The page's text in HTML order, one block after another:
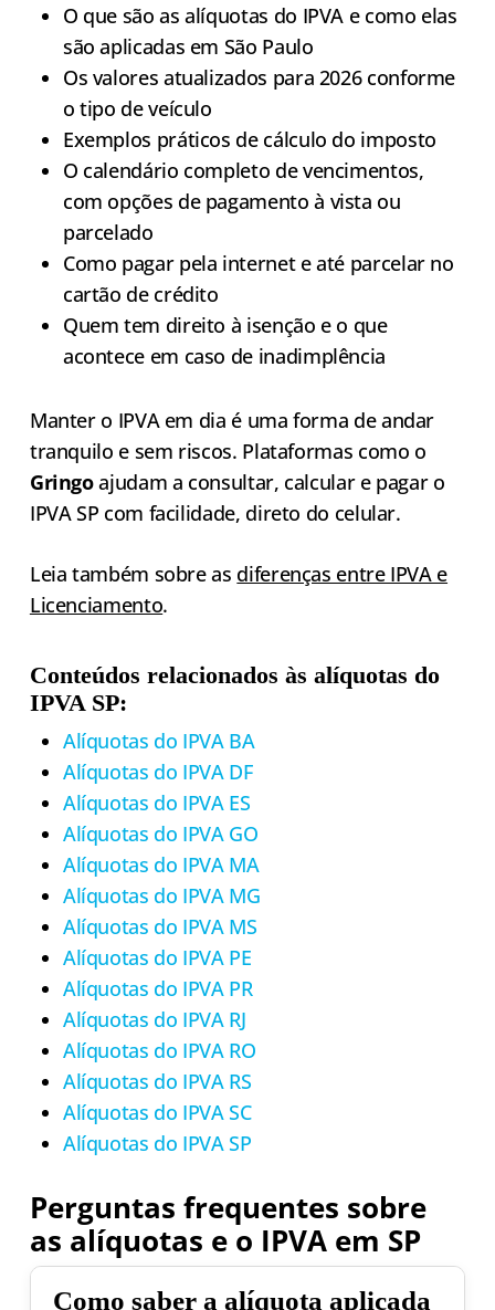
O que são as alíquotas do IPVA e como elas
são aplicadas em São Paulo
Os valores atualizados para 2026 conforme
o tipo de veículo
Exemplos práticos de cálculo do imposto
O calendário completo de vencimentos,
com opções de pagamento à vista ou
parcelado
Como pagar pela internet e até parcelar no
cartão de crédito
Quem tem direito à isenção e o que
acontece em caso de inadimplência
Manter o IPVA em dia é uma forma de andar
tranquilo e sem riscos. Plataformas como o
Gringoajudam a consultar, calcular e pagar o
IPVA SP com facilidade, direto do celular.
Leia também sobre as diferenças entre IPVA e
Licenciamento.
Conteúdos relacionados às alíquotas do
IPVA SP:
Alíquotas do IPVA BA
Alíquotas do IPVA DF
Alíquotas do IPVA ES
Alíquotas do IPVA GO
Alíquotas do IPVA MA
Alíquotas do IPVA MG
Alíquotas do IPVA MS
Alíquotas do IPVA PE
Alíquotas do IPVA PR
Alíquotas do IPVA RJ
Alíquotas do IPVA RO
Alíquotas do IPVA RS
Alíquotas do IPVA SC
Alíquotas do IPVA SP
Perguntas frequentes sobre
as alíquotas e o IPVA em SP
Como saber a alíquota aplicada